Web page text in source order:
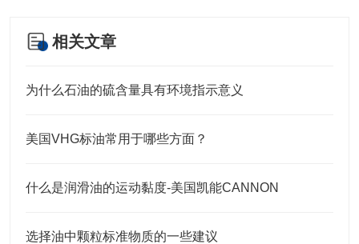
相关文章
为什么石油的硫含量具有环境指示意义
美国VHG标油常用于哪些方面？
什么是润滑油的运动黏度-美国凯能CANNON
选择油中颗粒标准物质的一些建议